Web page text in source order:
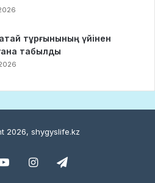
тұрғынының үйінен
табылды
2026, shygyslife.kz
YouTubeInstagramTelegram